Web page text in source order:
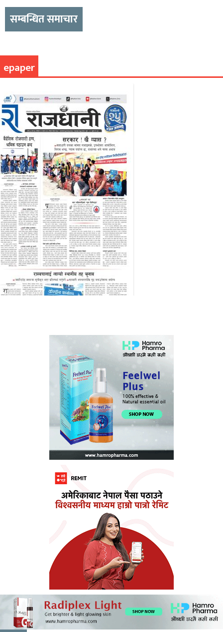
सम्बन्धित समाचार
epaper